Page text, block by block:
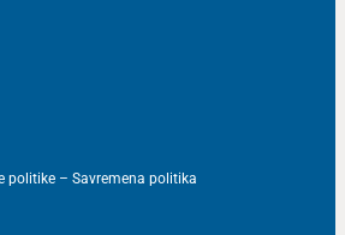
politike – Savremena politika